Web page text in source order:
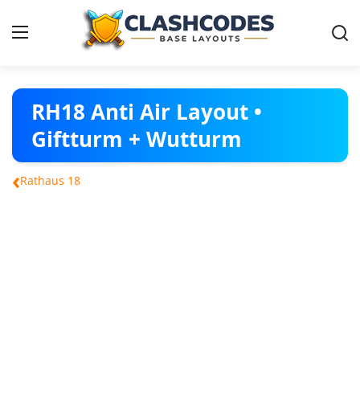
Dorf Vorlagen
Deutsch
RH18 Anti Air Layout •
Giftturm + Wutturm
‹Rathaus 18